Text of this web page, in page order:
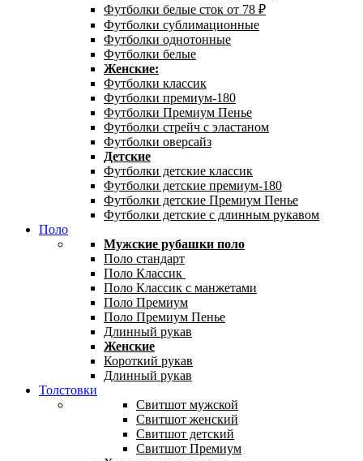
Футболки белые сток от 78 ₽
Футболки сублимационные
Футболки однотонные
Футболки белые
Женские:
Футболки классик
Футболки премиум-180
Футболки Премиум Пенье
Футболки стрейч с эластаном
Футболки оверсайз
Детские
Футболки детские классик
Футболки детские премиум-180
Футболки детские Премиум Пенье
Футболки детские с длинным рукавом
Поло
Мужские рубашки поло
Поло стандарт
Поло Классик
Поло Классик с манжетами
Поло Премиум
Поло Премиум Пенье
Длинный рукав
Женские
Короткий рукав
Длинный рукав
Толстовки
Свитшот мужской
Свитшот женский
Свитшот детский
Свитшот Премиум